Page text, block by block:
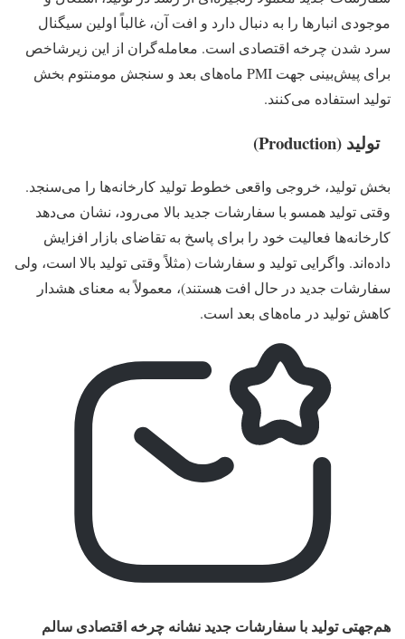
موجودی انبارها را به‌ دنبال دارد و افت آن، غالباً اولین سیگنال
سرد شدن چرخه اقتصادی است. معامله‌گران از این زیرشاخص
برای پیش‌بینی جهت PMI ماه‌های بعد و سنجش مومنتوم بخش
تولید استفاده می‌کنند.
تولید (Production)
بخش تولید، خروجی واقعی خطوط تولید کارخانه‌ها را می‌سنجد.
وقتی تولید همسو با سفارشات جدید بالا می‌رود، نشان می‌دهد
کارخانه‌ها فعالیت خود را برای پاسخ به تقاضای بازار افزایش
داده‌اند. واگرایی تولید و سفارشات (مثلاً وقتی تولید بالا است، ولی
سفارشات جدید در حال افت هستند)، معمولاً به‌ معنای هشدار
کاهش تولید در ماه‌های بعد است.
هم‌جهتی تولید با سفارشات جدید نشانه چرخه اقتصادی سالم